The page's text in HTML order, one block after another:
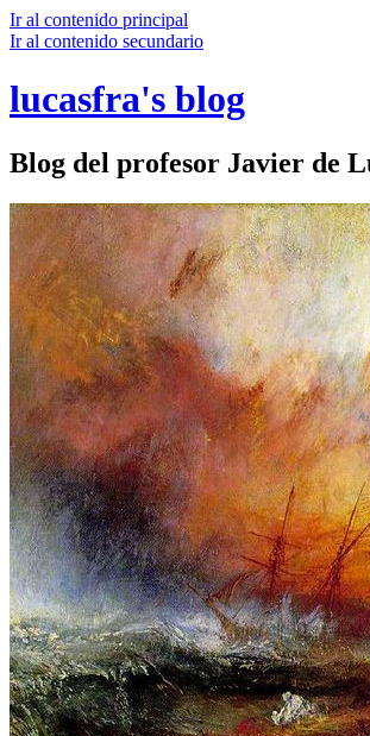
Ir al contenido principal
Ir al contenido secundario
lucasfra's blog
Blog del profesor Javier de